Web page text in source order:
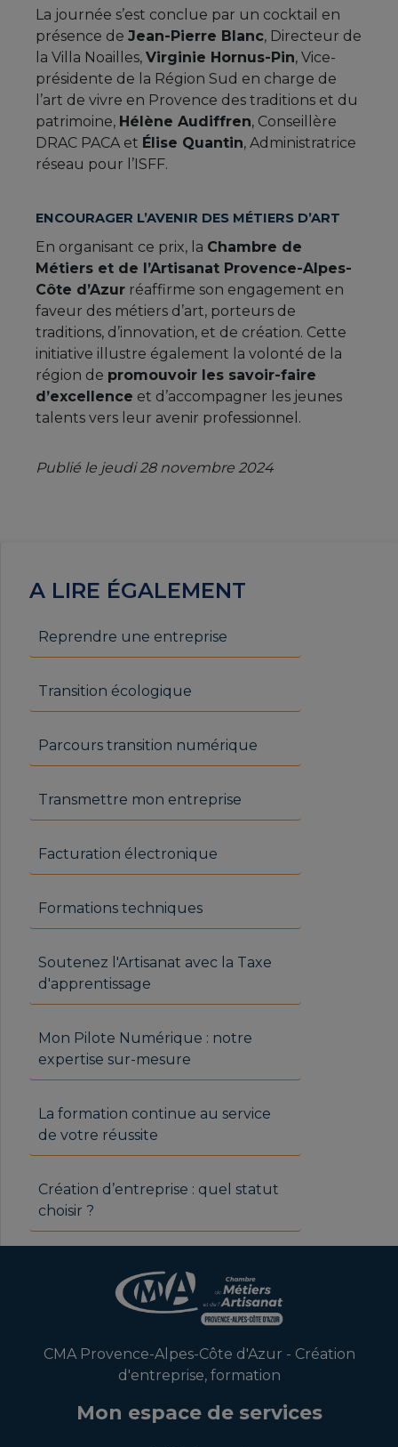
La journée s’est conclue par un cocktail en
présence de Jean-Pierre Blanc, Directeur de
la Villa Noailles, Virginie Hornus-Pin, Vice-
présidente de la Région Sud en charge de
l’art de vivre en Provence des traditions et du
patrimoine, Hélène Audiffren, Conseillère
DRAC PACA et Élise Quantin, Administratrice
réseau pour l’ISFF.
ENCOURAGER L’AVENIR DES MÉTIERS D’ART
En organisant ce prix, la Chambre de
Métiers et de l’Artisanat Provence-Alpes-
Côte d’Azur réaffirme son engagement en
faveur des métiers d’art, porteurs de
traditions, d’innovation, et de création. Cette
initiative illustre également la volonté de la
région de promouvoir les savoir-faire
d’excellence et d’accompagner les jeunes
talents vers leur avenir professionnel.
Publié le jeudi 28 novembre 2024
A LIRE ÉGALEMENT
Reprendre une entreprise
Transition écologique
Parcours transition numérique
Transmettre mon entreprise
Facturation électronique
Formations techniques
Soutenez l'Artisanat avec la Taxe
d'apprentissage
Mon Pilote Numérique : notre
expertise sur-mesure
La formation continue au service
de votre réussite
Création d’entreprise : quel statut
choisir ?
CMA Provence-Alpes-Côte d'Azur - Création
d'entreprise, formation
Mon espace de services